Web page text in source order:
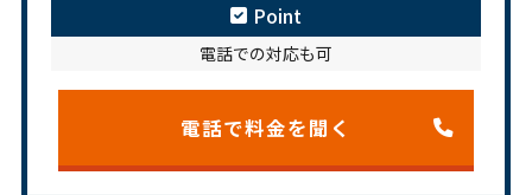
Point
電話での対応も可
電話で料金を聞く